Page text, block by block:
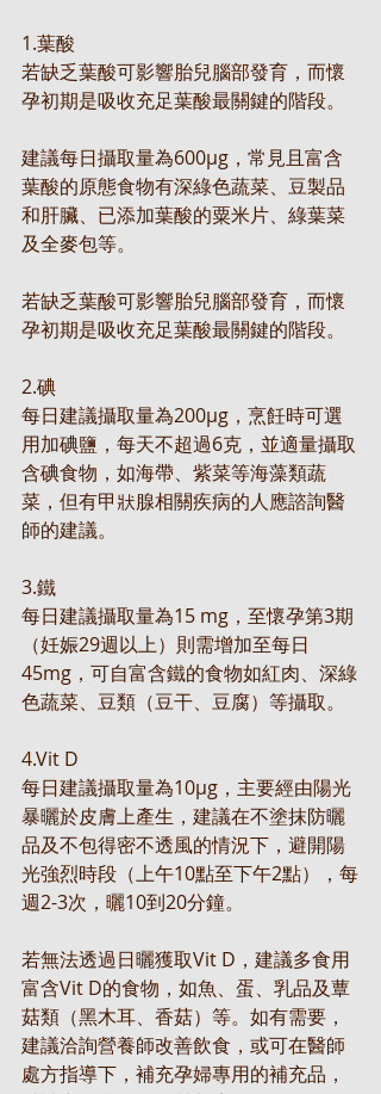
1.葉酸
若缺乏葉酸可影響胎兒腦部發育，而懷
孕初期是吸收充足葉酸最關鍵的階段。
建議每日攝取量為600μg，常見且富含
葉酸的原態食物有深綠色蔬菜、豆製品
和肝臟、已添加葉酸的粟米片、綠葉菜
及全麥包等。
若缺乏葉酸可影響胎兒腦部發育，而懷
孕初期是吸收充足葉酸最關鍵的階段。
2.碘
每日建議攝取量為200μg，烹飪時可選
用加碘鹽，每天不超過6克，並適量攝取
含碘食物，如海帶、紫菜等海藻類蔬
菜，但有甲狀腺相關疾病的人應諮詢醫
師的建議。
3.鐵
每日建議攝取量為15 mg，至懷孕第3期
（妊娠29週以上）則需增加至每日
45mg，可自富含鐵的食物如紅肉、深綠
色蔬菜、豆類（豆干、豆腐）等攝取。
4.Vit D
每日建議攝取量為10μg，主要經由陽光
暴曬於皮膚上產生，建議在不塗抹防曬
品及不包得密不透風的情況下，避開陽
光強烈時段（上午10點至下午2點），每
週2-3次，曬10到20分鐘。
若無法透過日曬獲取Vit D，建議多食用
富含Vit D的食物，如魚、蛋、乳品及蕈
菇類（黑木耳、香菇）等。如有需要，
建議洽詢營養師改善飲食，或可在醫師
處方指導下，補充孕婦專用的補充品，